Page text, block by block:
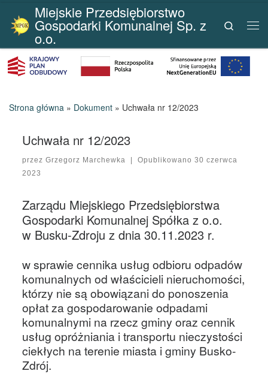
Przejdź do treści
Miejskie Przedsiębiorstwo
Gospodarki Komunalnej Sp. z
o.o.
Search
Strona główna » Dokument » Uchwała nr 12/2023
Uchwała nr 12/2023
przezGrzegorz Marchewka | Opublikowano 30 czerwca
2023
Zarządu Miejskiego Przedsiębiorstwa
Gospodarki Komunalnej Spółka z o.o.
w Busku-Zdroju z dnia 30.11.2023 r.
w sprawie cennika usług odbioru odpadów
komunalnych od właścicieli nieruchomości,
którzy nie są obowiązani do ponoszenia
opłat za gospodarowanie odpadami
komunalnymi na rzecz gminy oraz cennik
usług opróżniania i transportu nieczystości
ciekłych na terenie miasta i gminy Busko-
Zdrój.